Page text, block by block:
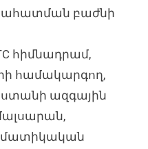
բաժնի
հիմնադրամ,
համակարգող,
ազգային